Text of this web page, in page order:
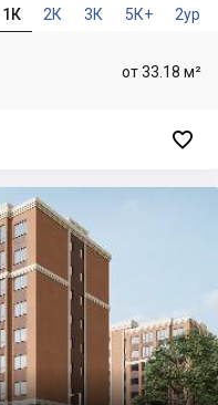
1К 2К 3К 5К+ 2ур
от 33.18 м²
